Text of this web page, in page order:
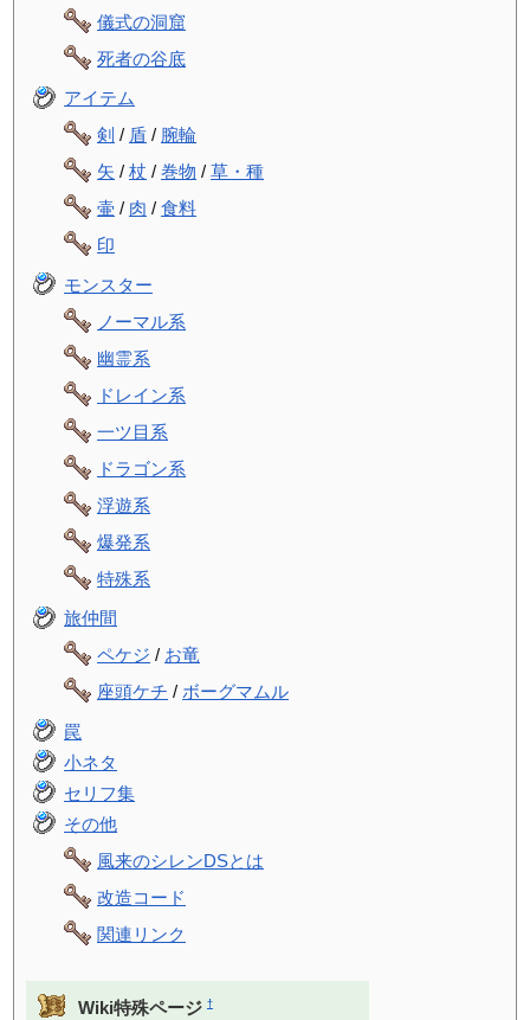
儀式の洞窟
死者の谷底
アイテム
剣 / 盾 / 腕輪
矢 /杖 /巻物 /草・種
壷 / 肉 /食料
印
モンスター
ノーマル系
幽霊系
ドレイン系
一ツ目系
ドラゴン系
浮遊系
爆発系
特殊系
旅仲間
ペケジ / お竜
座頭ケチ / ボーグマムル
罠
小ネタ
セリフ集
その他
風来のシレンDSとは
改造コード
関連リンク
Wiki特殊ページ †